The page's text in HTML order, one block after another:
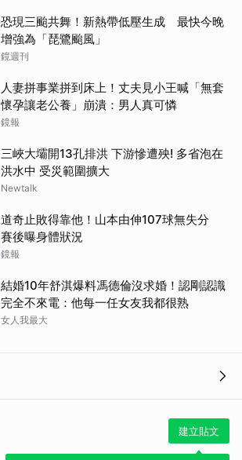
恐現三颱共舞！新熱帶低壓生成 最快今晚
增強為「琵鷺颱風」
鏡週刊
人妻拼事業拼到床上！丈夫見小王喊「無套
懷孕讓老公養」崩潰：男人真可憐
鏡報
三峽大壩開13孔排洪 下游慘遭殃! 多省泡在
洪水中 受災範圍擴大
Newtalk
道奇止敗得靠他！山本由伸107球無失分
賽後曝身體狀況
鏡報
結婚10年舒淇爆料馮德倫沒求婚！認剛認識
完全不來電：他每一任女友我都很熟
女人我最大
建立貼文